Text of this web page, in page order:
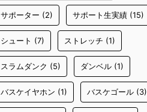
サポーター (2) サポート生実績 (15)
シュート (7) ストレッチ (1)
スラムダンク (5) ダンベル (1)
バスケイヤホン (1) バスケゴール (3)